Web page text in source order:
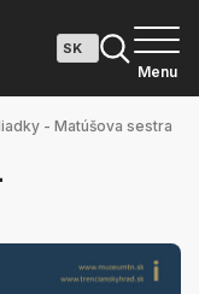
Menu
- Matúšova sestra